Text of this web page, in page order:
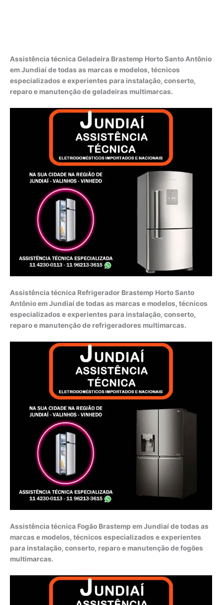
Assistência técnica Geladeira Brastemp Horto Santo Antônio
em Jundiaí de todas as marcas e modelos, técnicos
especializados e experientes para instalação, conserto,
reparo e manutenção de geladeiras multimarcas.
Assistência técnica Refrigerador Brastemp Horto Santo
Antônio em Jundiaí de todas as marcas e modelos, técnicos
especializados e experientes para instalação, conserto,
reparo e manutenção de refrigeradores multimarcas.
Assistência técnica Fogão Brastemp em Jundiaí de todas as
marcas e modelos, técnicos especializados e experientes
para instalação, conserto, reparo e manutenção de fogões
multimarcas.